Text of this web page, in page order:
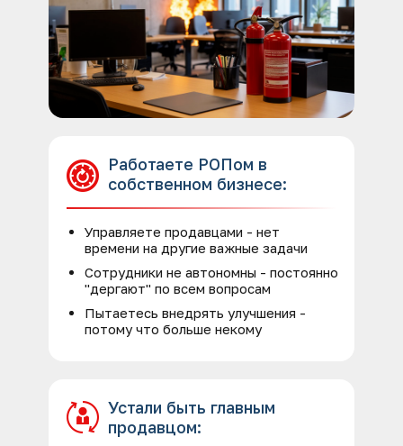
Работаете РОПом в
собственном бизнесе:
Управляете продавцами - нет
времени на другие важные задачи
Сотрудники не автономны - постоянно
"дергают" по всем вопросам
Пытаетесь внедрять улучшения -
потому что больше некому
Устали быть главным
продавцом: